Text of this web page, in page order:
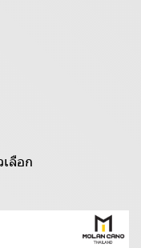
ลือก